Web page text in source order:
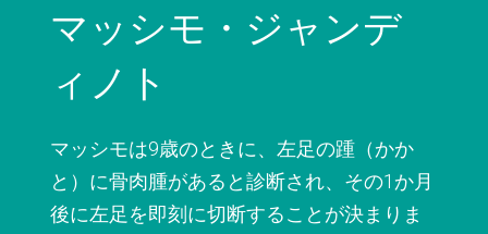
マッシモ・ジャンデ
ィノト
マッシモは9歳のときに、左足の踵（かか
と）に骨肉腫があると診断され、その1か月
後に左足を即刻に切断することが決まりま